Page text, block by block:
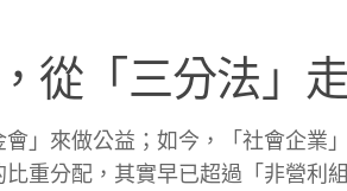
從「三分法」
」來做公益；如今，「社會企業
重分配，其實早已超過「非營利